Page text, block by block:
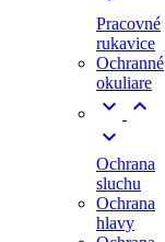
Pracovné
rukavice
Ochranné
okuliare



Ochrana
sluchu
Ochrana
hlavy